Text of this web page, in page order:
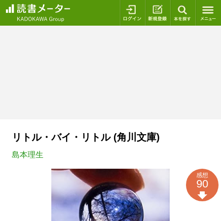
ログイン 新規登録
リトル・バイ・リトル (角川文庫)
島本理生
感想
90